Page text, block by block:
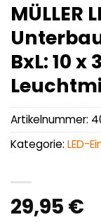
MÜLLER
BxL: 10 x
29,95 €
Artikelnummer:
Kategorie: LED-